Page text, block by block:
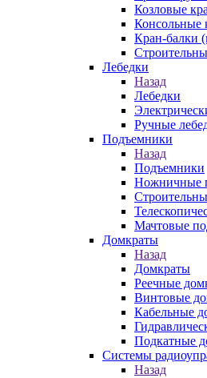
Козловые
Консольные
Кран-балки
Лебедки
Назад
Лебедки
Ручные
Подъемники
Назад
Подъемники
Ножничные
Мачтовые
Домкраты
Назад
Домкраты
Реечные
Винтовые
Кабельные
Подкатные
Системы
Назад